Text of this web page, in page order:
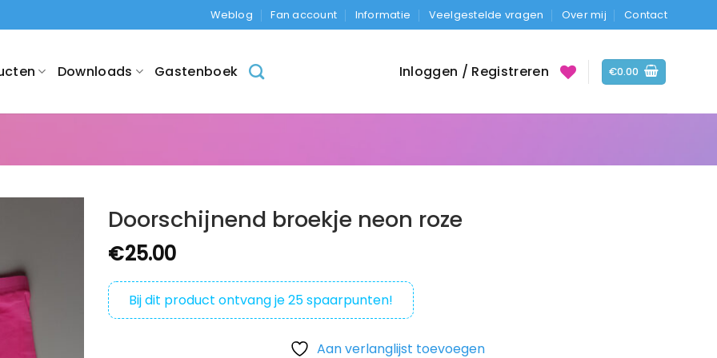
Weblog Fan account Informatie Veelgestelde vragen Over mij Contact
Downloads Gastenboek Inloggen / Registreren €0.00
Doorschijnend broekje neon roze
€25.00
Bij dit product ontvang je25spaarpunten!
Aan verlanglijst toevoegen